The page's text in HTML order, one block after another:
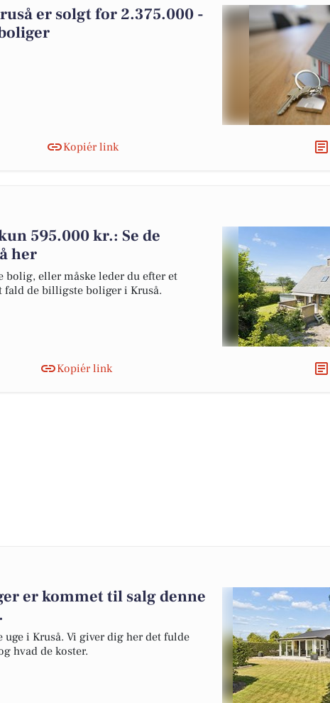
er solgt for 2.375.000 -
Kopiér link
595.000 kr.: Se de
her
bolig, eller måske leder du efter et
de billigste boliger i Kruså.
Kopiér link
er kommet til salg denne
i Kruså. Vi giver dig her det fulde
hvad de koster.